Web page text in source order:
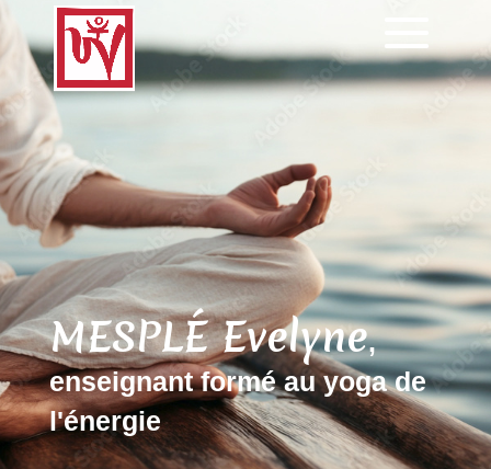
MESPLÉ Evelyne,
enseignant formé au yoga de
l'énergie